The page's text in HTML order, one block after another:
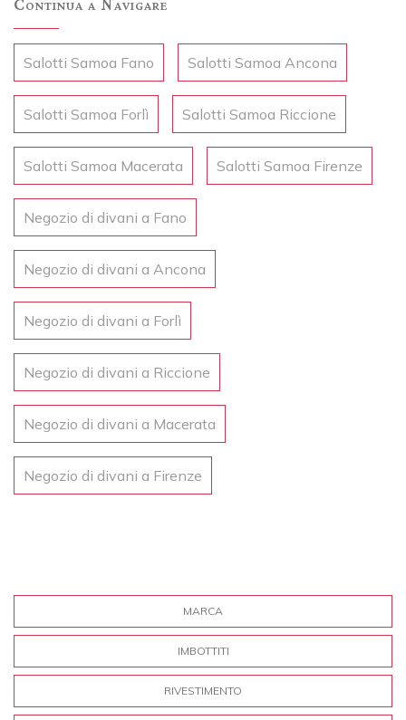
Salotti Samoa Fano Salotti Samoa Ancona
Salotti Samoa Forlì Salotti Samoa Riccione
Salotti Samoa Macerata Salotti Samoa Firenze
Negozio di divani a Fano
Negozio di divani a Ancona
Negozio di divani a Forlì
Negozio di divani a Riccione
Negozio di divani a Macerata
Negozio di divani a Firenze
MARCA
IMBOTTITI
RIVESTIMENTO